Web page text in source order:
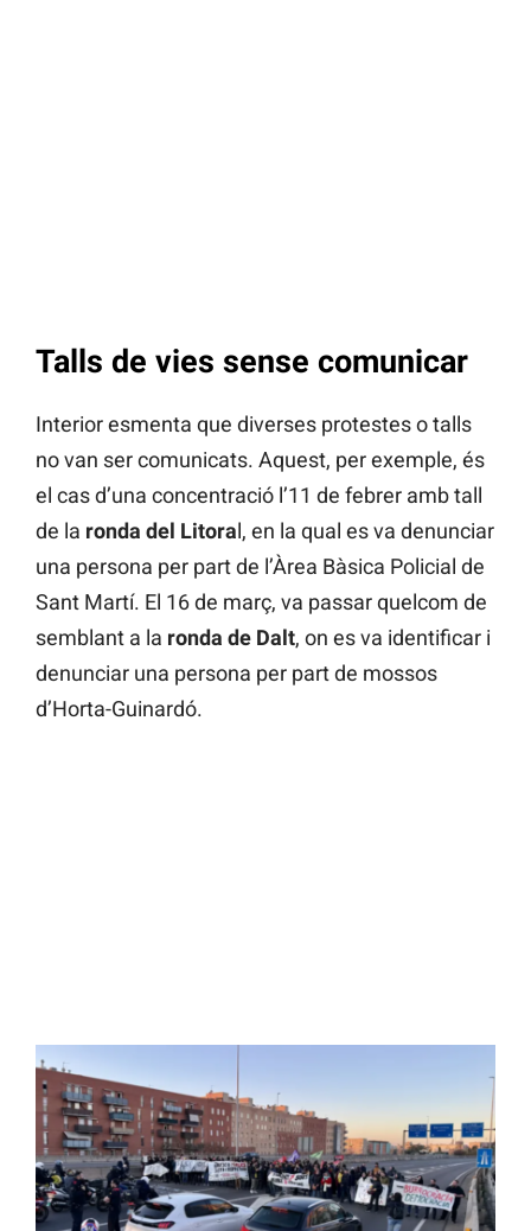
Talls de vies sense comunicar
Interior esmenta que diverses protestes o talls
no van ser comunicats. Aquest, per exemple, és
el cas d’una concentració l’11 de febrer amb tall
de la ronda del Litoral, en la qual es va denunciar
una persona per part de l’Àrea Bàsica Policial de
Sant Martí. El 16 de març, va passar quelcom de
semblant a la ronda de Dalt, on es va identificar i
denunciar una persona per part de mossos
d’Horta-Guinardó.